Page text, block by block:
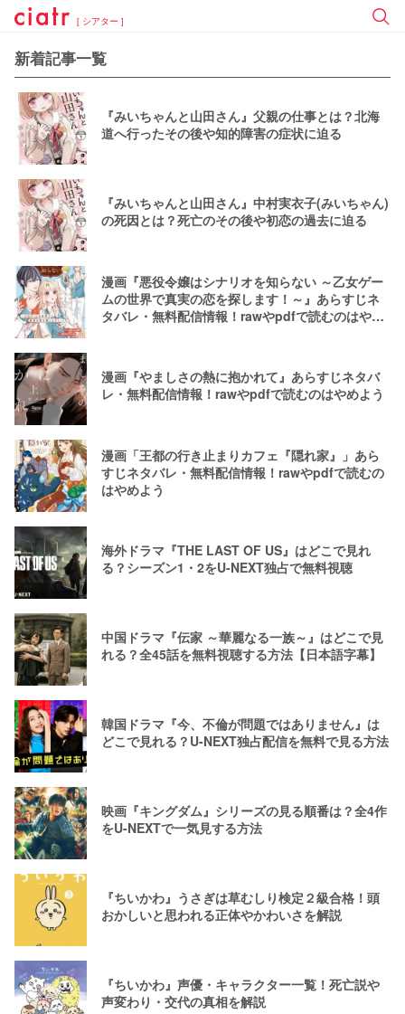
[ シアター ]
新着記事一覧
『みいちゃんと山田さん』父親の仕事とは？北海
道へ行ったその後や知的障害の症状に迫る
『みいちゃんと山田さん』中村実衣子(みいちゃん)
の死因とは？死亡のその後や初恋の過去に迫る
漫画『悪役令嬢はシナリオを知らない ～乙女ゲー
ムの世界で真実の恋を探します！～』あらすじネ
タバレ・無料配信情報！rawやpdfで読むのはやめ
漫画『やましさの熱に抱かれて』あらすじネタバ
レ・無料配信情報！rawやpdfで読むのはやめよう
漫画「王都の行き止まりカフェ『隠れ家』」あら
すじネタバレ・無料配信情報！rawやpdfで読むの
はやめよう
海外ドラマ『THE LAST OF US』はどこで見れ
る？シーズン1・2をU-NEXT独占で無料視聴
中国ドラマ『伝家 ～華麗なる一族～』はどこで見
れる？全45話を無料視聴する方法【日本語字幕】
韓国ドラマ『今、不倫が問題ではありません』は
どこで見れる？U-NEXT独占配信を無料で見る方法
映画『キングダム』シリーズの見る順番は？全4作
をU-NEXTで一気見する方法
『ちいかわ』うさぎは草むしり検定２級合格！頭
おかしいと思われる正体やかわいさを解説
『ちいかわ』声優・キャラクター一覧！死亡説や
声変わり・交代の真相を解説